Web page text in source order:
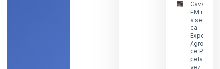
Cavalaria
PM
a
da
de Pádua
pela
vez